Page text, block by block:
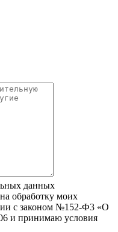
данных
обработку моих
с законом №152-Ф3 «О
и принимаю условия